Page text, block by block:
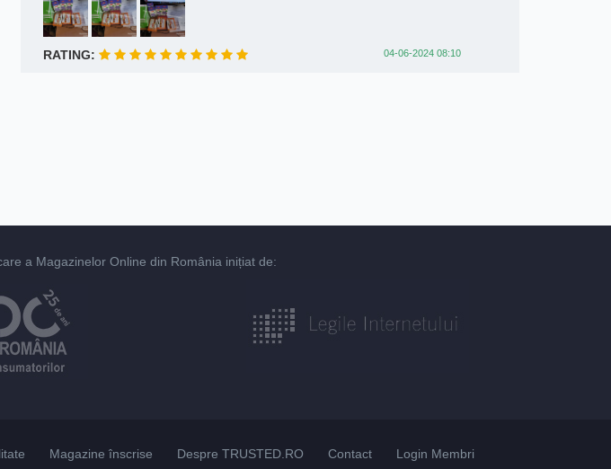
RATING: 04-06-2024 08:10
a Magazinelor Online din România inițiat de:
Magazine înscrise Despre TRUSTED.RO Contact Login Membri